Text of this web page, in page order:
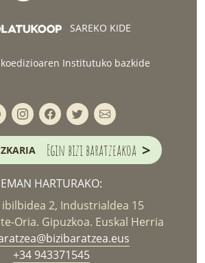
SAREKO KIDE
Institutuko bazkide
Egin bizi baratzeakoa >
EMAN HARTURAKO:
2, Industrialdea 15
Oria. Gipuzkoa. Euskal Herria
+34 943371545